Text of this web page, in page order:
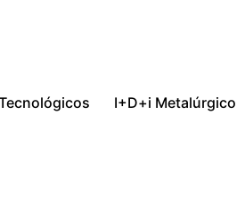
I+D+i Metalúrgico